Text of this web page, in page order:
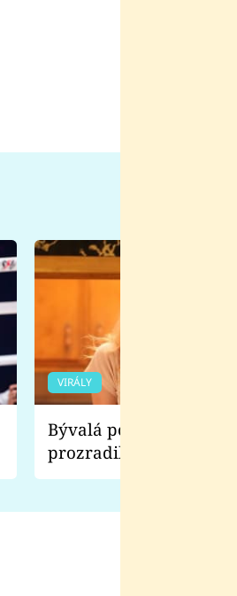
VIRÁLY
Bývalá pornoherečka
prozradila, co ji
natáčení Euforie.